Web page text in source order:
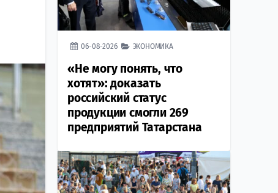
06-08-2026 ЭКОНОМИКА
«Не могу понять, что
хотят»: доказать
российский статус
продукции смогли 269
предприятий Татарстана